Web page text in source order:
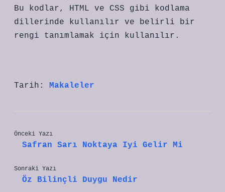
Bu kodlar, HTML ve CSS gibi kodlama
dillerinde kullanılır ve belirli bir
rengi tanımlamak için kullanılır.
Tarih: Makaleler
Önceki Yazı
Safran Sarı Noktaya Iyi Gelir Mi
Sonraki Yazı
Öz Bilinçli Duygu Nedir